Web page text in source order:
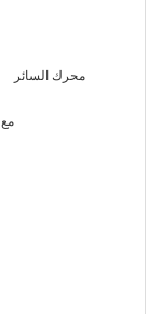
محرك السائر